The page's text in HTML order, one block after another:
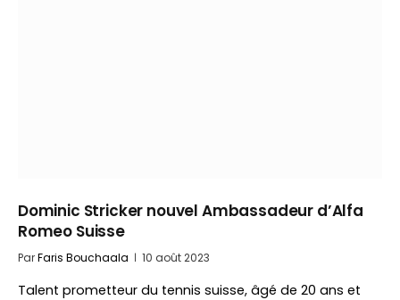
Dominic Stricker nouvel Ambassadeur d’Alfa
Romeo Suisse
ParFaris Bouchaala 10 août 2023
Talent prometteur du tennis suisse, âgé de 20 ans et